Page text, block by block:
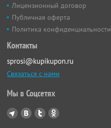
Лицензионный договор
Публичная оферта
Политика конфиденциальности
Контакты
sprosi@kupikupon.ru
Связаться с нами
Мы в Соцсетях